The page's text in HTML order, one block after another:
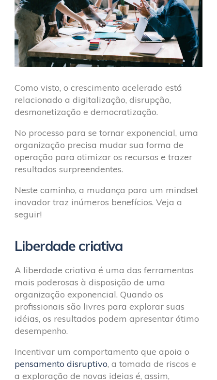
Como visto, o crescimento acelerado está
relacionado a digitalização, disrupção,
desmonetização e democratização.
No processo para se tornar exponencial, uma
organização precisa mudar sua forma de
operação para otimizar os recursos e trazer
resultados surpreendentes.
Neste caminho, a mudança para um mindset
inovador traz inúmeros benefícios. Veja a
seguir!
Liberdade criativa
A liberdade criativa é uma das ferramentas
mais poderosas à disposição de uma
organização exponencial. Quando os
profissionais são livres para explorar suas
idéias, os resultados podem apresentar ótimo
desempenho.
Incentivar um comportamento que apoia o
pensamento disruptivo, a tomada de riscos e
a exploração de novas ideias é, assim,